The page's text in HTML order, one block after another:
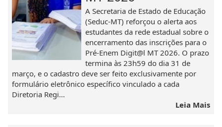
A Secretaria de Estado de Educação
(Seduc-MT) reforçou o alerta aos
estudantes da rede estadual sobre o
encerramento das inscrições para o
Pré-Enem Digit@l MT 2026. O prazo
termina às 23h59 do dia 31 de
março, e o cadastro deve ser feito exclusivamente por
formulário eletrônico específico vinculado a cada
Diretoria Regi...
Leia Mais